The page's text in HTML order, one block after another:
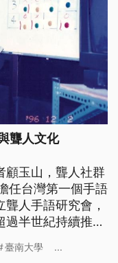
聾人文化
顧玉山，聾人社群
任台灣第一個手語
人手語研究會，
半世紀持續推動
重要推手。
臺南大學 ...